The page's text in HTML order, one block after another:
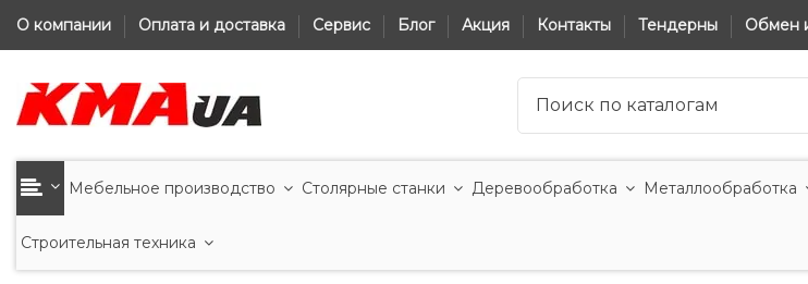
О компании Оплата и доставка Сервис Блог Акция Контакты Тендерны Обмен
Мебельное производство Столярные станки Деревообработка Металлообработка
Строительная техника